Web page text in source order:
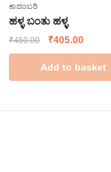
ಕಾದಂಬರಿ
ಹಳ್ಳ ಬಂತು ಹಳ್ಳ
₹450.00 ₹405.00
Add to basket